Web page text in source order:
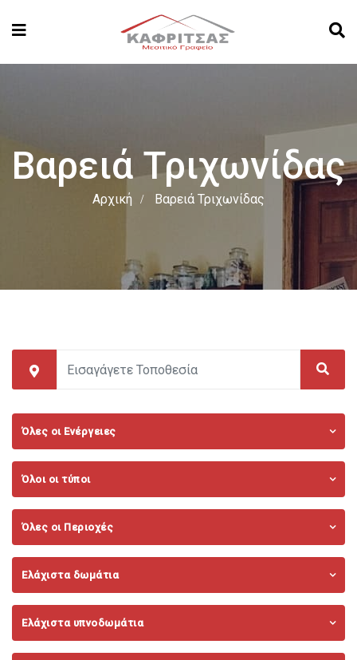
Βαρειά Τριχωνίδας
Αρχική Βαρειά Τριχωνίδας
Όλες οι Ενέργειες
Όλοι οι τύποι
Όλες οι Περιοχές
Ελάχιστα δωμάτια
Ελάχιστα υπνοδωμάτια